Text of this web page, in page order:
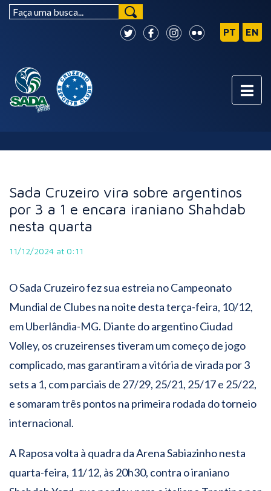
Sada Cruzeiro vira sobre argentinos
por 3 a 1 e encara iraniano Shahdab
nesta quarta
11/12/2024 at 0:11
O Sada Cruzeiro fez sua estreia no Campeonato
Mundial de Clubes na noite desta terça-feira, 10/12,
em Uberlândia-MG. Diante do argentino Ciudad
Volley, os cruzeirenses tiveram um começo de jogo
complicado, mas garantiram a vitória de virada por 3
sets a 1, com parciais de 27/29, 25/21, 25/17 e 25/22,
e somaram três pontos na primeira rodada do torneio
internacional.
A Raposa volta à quadra da Arena Sabiazinho nesta
quarta-feira, 11/12, às 20h30, contra o iraniano